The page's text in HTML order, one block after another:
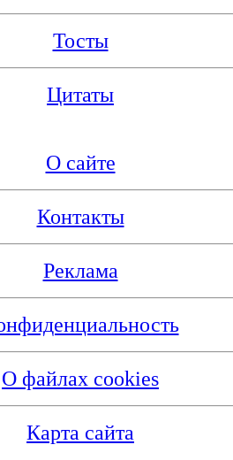
Тосты
Цитаты
О сайте
Контакты
Реклама
О файлах cookies
Карта сайта